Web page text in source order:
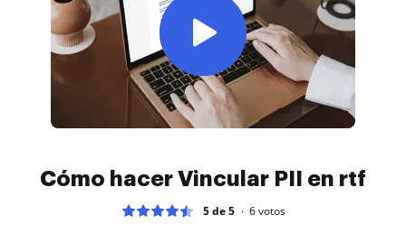
Cómo hacer Vincular PII en rtf
5 de 5 6votos